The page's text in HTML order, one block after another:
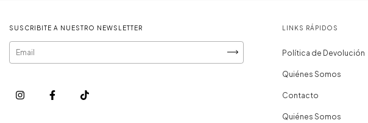
SUSCRIBITE A NUESTRO NEWSLETTER LINKS RÁPIDOS
Política de Devolución
Quiénes Somos
Contacto
Quiénes Somos